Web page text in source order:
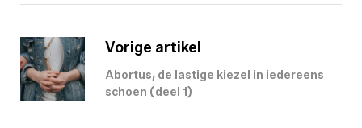
Vorige artikel
Abortus, de lastige kiezel in iedereens
schoen (deel 1)